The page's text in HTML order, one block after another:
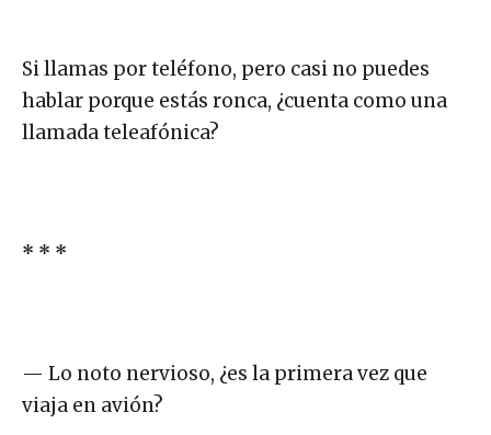
Si llamas por teléfono, pero casi no puedes
hablar porque estás ronca, ¿cuenta como una
llamada teleafónica?
* * *
— Lo noto nervioso, ¿es la primera vez que
viaja en avión?